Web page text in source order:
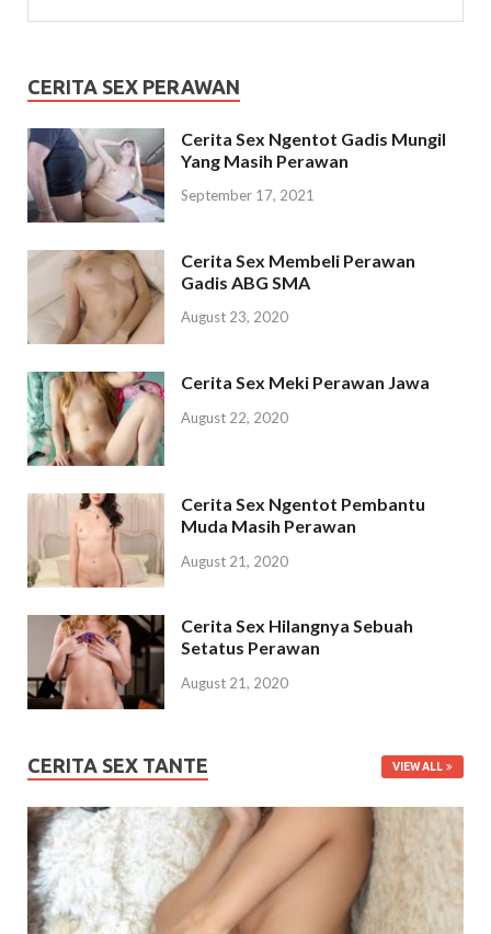
CERITA SEX PERAWAN
Cerita Sex Ngentot Gadis Mungil
Yang Masih Perawan
September 17, 2021
Cerita Sex Membeli Perawan
Gadis ABG SMA
August 23, 2020
Cerita Sex Meki Perawan Jawa
August 22, 2020
Cerita Sex Ngentot Pembantu
Muda Masih Perawan
August 21, 2020
Cerita Sex Hilangnya Sebuah
Setatus Perawan
August 21, 2020
CERITA SEX TANTE VIEW ALL